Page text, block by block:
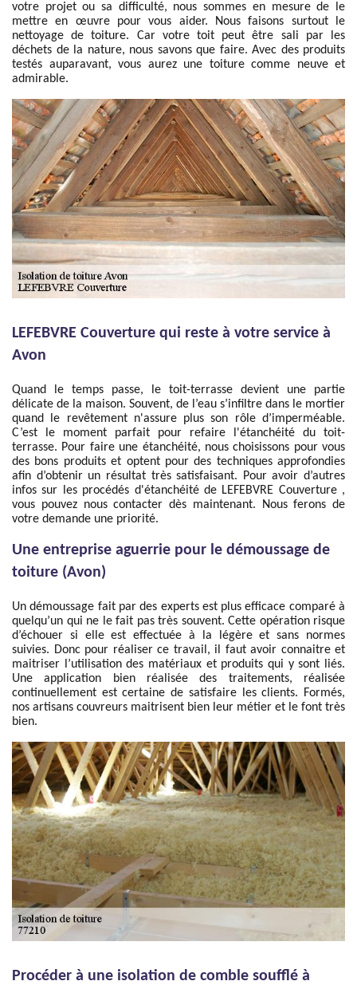
votre projet ou sa difficulté, nous sommes en mesure de le
mettre en œuvre pour vous aider. Nous faisons surtout le
nettoyage de toiture. Car votre toit peut être sali par les
déchets de la nature, nous savons que faire. Avec des produits
testés auparavant, vous aurez une toiture comme neuve et
admirable.
LEFEBVRE Couverture qui reste à votre service à
Avon
Quand le temps passe, le toit-terrasse devient une partie
délicate de la maison. Souvent, de l’eau s’infiltre dans le mortier
quand le revêtement n'assure plus son rôle d’imperméable.
C’est le moment parfait pour refaire l'étanchéité du toit-
terrasse. Pour faire une étanchéité, nous choisissons pour vous
des bons produits et optent pour des techniques approfondies
afin d’obtenir un résultat très satisfaisant. Pour avoir d’autres
infos sur les procédés d'étanchéité de LEFEBVRE Couverture ,
vous pouvez nous contacter dès maintenant. Nous ferons de
votre demande une priorité.
Une entreprise aguerrie pour le démoussage de
toiture (Avon)
Un démoussage fait par des experts est plus efficace comparé à
quelqu’un qui ne le fait pas très souvent. Cette opération risque
d’échouer si elle est effectuée à la légère et sans normes
suivies. Donc pour réaliser ce travail, il faut avoir connaitre et
maitriser l’utilisation des matériaux et produits qui y sont liés.
Une application bien réalisée des traitements, réalisée
continuellement est certaine de satisfaire les clients. Formés,
nos artisans couvreurs maitrisent bien leur métier et le font très
bien.
Procéder à une isolation de comble soufflé à